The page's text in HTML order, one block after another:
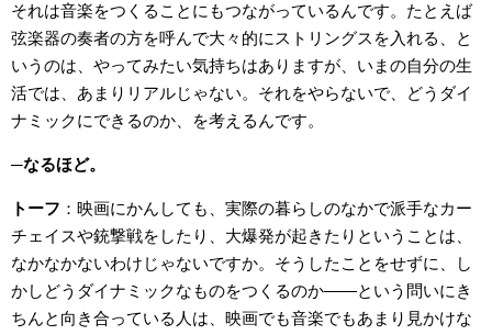
それは音楽をつくることにもつながっているんです。たとえば
弦楽器の奏者の方を呼んで大々的にストリングスを入れる、と
いうのは、やってみたい気持ちはありますが、いまの自分の生
活では、あまりリアルじゃない。それをやらないで、どうダイ
ナミックにできるのか、を考えるんです。
なるほど。
トーフ
映画にかんしても、実際の暮らしのなかで派手なカー
チェイスや銃撃戦をしたり、大爆発が起きたりということは、
なかなかないわけじゃないですか。そうしたことをせずに、し
かしどうダイナミックなものをつくるのか――という問いにき
ちんと向き合っている人は、映画でも音楽でもあまり見かけな